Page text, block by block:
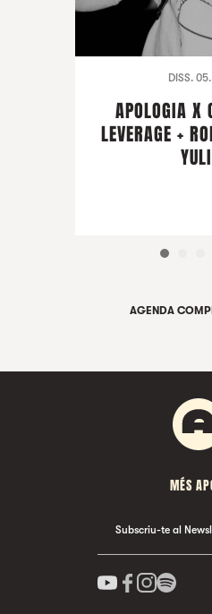
DISS.
APOLOGIA X
LEVERAGE +
AGENDA
MÉS
Subscriu-te al